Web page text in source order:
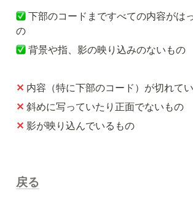
下部のコードまですべての内容がは
の
背景や指、影の映り込みのないもの
✕ 内容（特に下部のコード）が切れて
✕ 斜めに写っていたり正面でないもの
✕ 影が映り込んでいるもの
戻る